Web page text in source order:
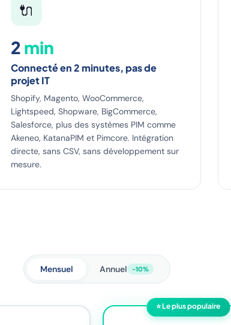
🔌
2 min
Connecté en 2 minutes, pas de
projet IT
Shopify, Magento, WooCommerce,
Lightspeed, Shopware, BigCommerce,
Salesforce, plus des systèmes PIM comme
Akeneo, KatanaPIM et Pimcore. Intégration
directe, sans CSV, sans développement sur
mesure.
Mensuel Annuel -10%
⭐ Le plus populaire